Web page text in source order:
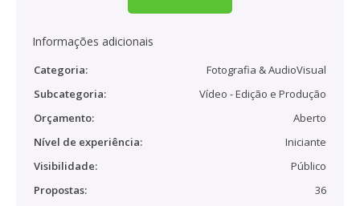
Informações adicionais
Categoria:
Fotografia & AudioVisual
Subcategoria:
Vídeo - Edição e Produção
Orçamento:
Aberto
Nível de experiência:
Iniciante
Visibilidade:
Público
Propostas:
36